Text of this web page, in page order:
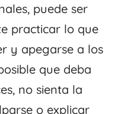
puede ser
practicar lo que
y apegarse a los
que deba
no sienta la
o explicar